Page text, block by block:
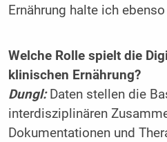
Ernährung halte ich
Welche Rolle spielt die
klinischen Ernährung?
Dungl:Daten stellen die
interdisziplinären
Dokumentationen und